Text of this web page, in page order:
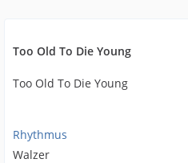
Too Old To Die Young
Too Old To Die Young
Rhythmus
Walzer